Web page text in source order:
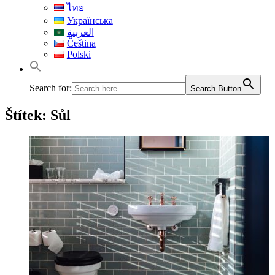
ไทย
Українська
العربية
Čeština
Polski
Search for: Search Button
Štítek: Sůl